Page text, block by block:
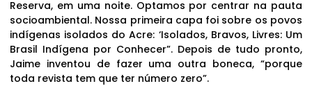
Reserva, em uma noite. Optamos por centrar na pauta
socioambiental. Nossa primeira capa foi sobre os povos
indígenas isolados do Acre: ‘Isolados, Bravos, Livres: Um
Brasil Indígena por Conhecer”. Depois de tudo pronto,
Jaime inventou de fazer uma outra boneca, “porque
toda revista tem que ter número zero”.